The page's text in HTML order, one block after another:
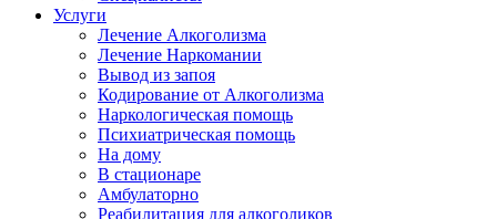
Услуги
Лечение Алкоголизма
Лечение Наркомании
Вывод из запоя
Кодирование от Алкоголизма
Наркологическая помощь
Психиатрическая помощь
На дому
В стационаре
Амбулаторно
Реабилитация для алкоголиков